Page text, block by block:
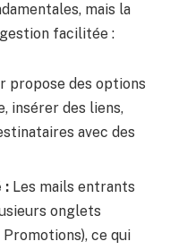
mais la
facilitée :
propose des options
insérer des liens,
avec des
: Les mails entrants
onglets
ce qui